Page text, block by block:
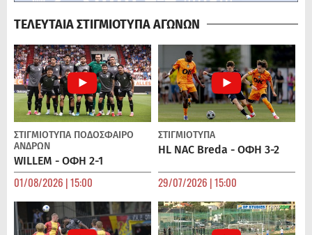
ΤΕΛΕΥΤΑΙΑ ΣΤΙΓΜΙΟΤΥΠΑ ΑΓΩΝΩΝ
ΣΤΙΓΜΙΟΤΥΠΑ ΠΟΔΌΣΦΑΙΡΟ
ΑΝΔΡΏΝ
WILLEM - ΟΦΗ 2-1
01/08/2026 | 15:00
ΣΤΙΓΜΙΟΤΥΠΑ
HL NAC Breda - ΟΦΗ 3-2
29/07/2026 | 15:00